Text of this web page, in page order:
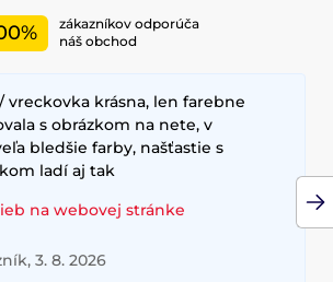
zákazníkov odporúča
náš obchod
vreckovka krásna, len farebne
s obrázkom na nete, v
bledšie farby, našťastie s
ladí aj tak
na webovej stránke
3. 8. 2026